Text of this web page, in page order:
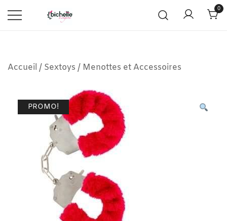
0
Accueil / Sextoys / Menottes et Accessoires
PROMO!